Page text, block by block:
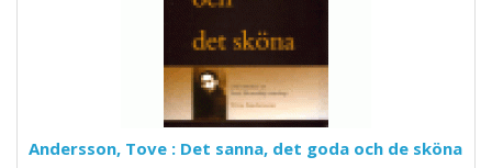
Andersson, Tove : Det sanna, det goda och de sköna